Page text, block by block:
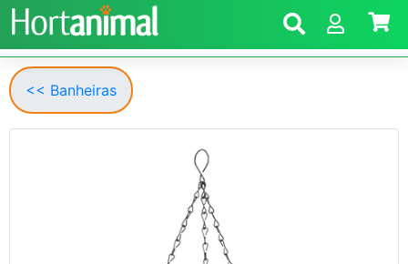
<< Banheiras